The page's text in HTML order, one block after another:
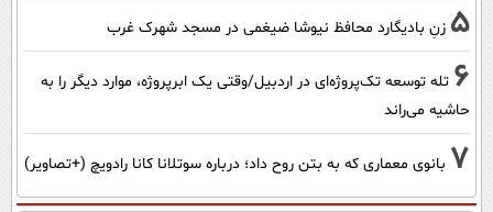
5 زنِ بادیگارد محافظ نیوشا ضیغمی در مسجد شهرک غرب
6 تله توسعه تک‌پروژه‌ای در اردبیل/وقتی یک ابرپروژه، موارد دیگر را به
حاشیه می‌راند
7 بانوی معماری که به بتن روح داد؛ درباره سوتلانا کانا رادویچ (+تصاویر)